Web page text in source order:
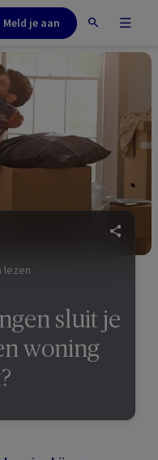
Meld je aan
lezen
sluit je
woning